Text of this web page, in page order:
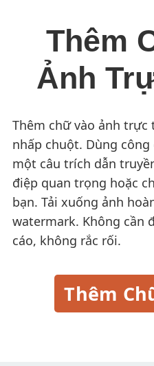
Thêm
Ảnh
Thêm chữ vào ảnh trực
nhấp chuột. Dùng
một câu trích dẫn
điệp quan trọng hoặc
bạn. Tải xuống ảnh
watermark. Không cần
cáo, không rắc rối.
Thêm